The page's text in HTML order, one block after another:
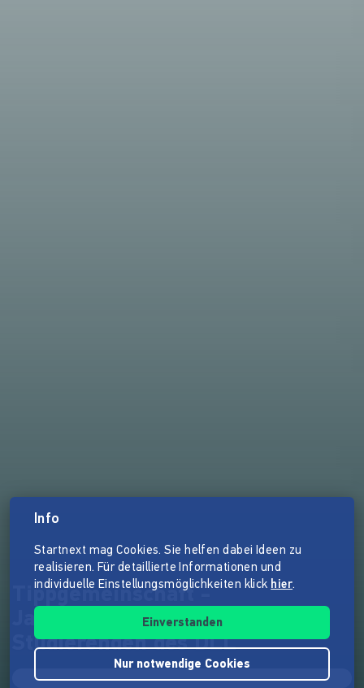
Tippgemeinschaft -
Jahresanthologie der
Studierenden des DLL
Info
Startnext mag Cookies. Sie helfen dabei Ideen zu
realisieren. Für detaillierte Informationen und
individuelle Einstellungsmöglichkeiten klick hier.
Einverstanden
Nur notwendige Cookies